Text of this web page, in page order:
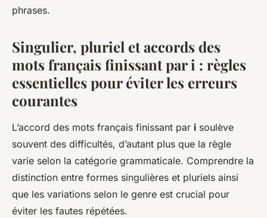
phrases.
Singulier, pluriel et accords des
mots français finissant par i : règles
essentielles pour éviter les erreurs
courantes
L’accord des mots français finissant par i soulève
souvent des difficultés, d’autant plus que la règle
varie selon la catégorie grammaticale. Comprendre la
distinction entre formes singulières et pluriels ainsi
que les variations selon le genre est crucial pour
éviter les fautes répétées.